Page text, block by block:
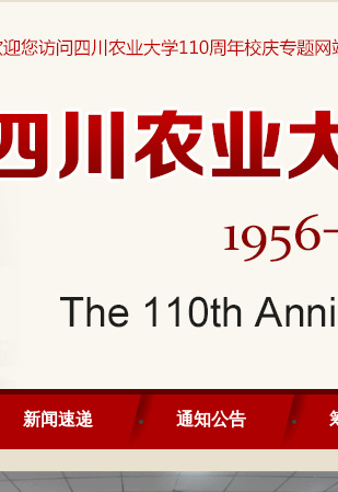
新闻速递 通知公告